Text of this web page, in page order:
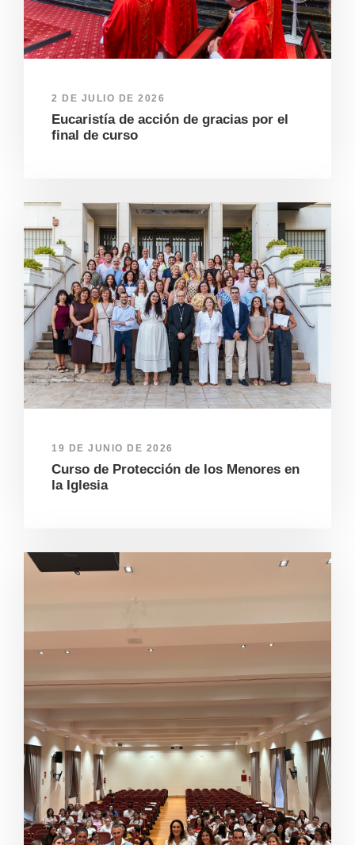
2 DE JULIO DE 2026
Eucaristía de acción de gracias por el
final de curso
19 DE JUNIO DE 2026
Curso de Protección de los Menores en
la Iglesia